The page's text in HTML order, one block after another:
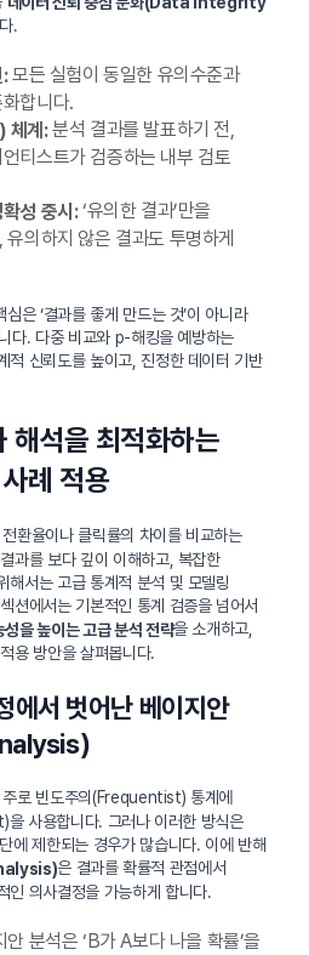
.
모든 실험이 동일한 유의수준과
합니다.
체계:분석 결과를 발표하기 전,
티스트가 검증하는 내부 검토
성 중시:‘유의한 결과’만을
의하지 않은 결과도 투명하게
심은 ‘결과를 좋게 만드는 것’이 아니라
다. 다중 비교와 p-해킹을 예방하는
적 신뢰도를 높이고, 진정한 데이터 기반
해석을 최적화하는
례 적용
환율이나 클릭률의 차이를 비교하는
과를 보다 깊이 이해하고, 복잡한
해서는 고급 통계적 분석 및 모델링
션에서는 기본적인 통계 검증을 넘어서
을 높이는 고급 분석 전략을 소개하고,
용 방안을 살펴봅니다.
에서 벗어난 베이지안
주로 빈도주의(Frequentist) 통계에
사용합니다. 그러나 이러한 방식은
에 제한되는 경우가 많습니다. 이에 반해
은 결과를 확률적 관점에서
인 의사결정을 가능하게 합니다.
분석은 ‘B가 A보다 나을 확률’을